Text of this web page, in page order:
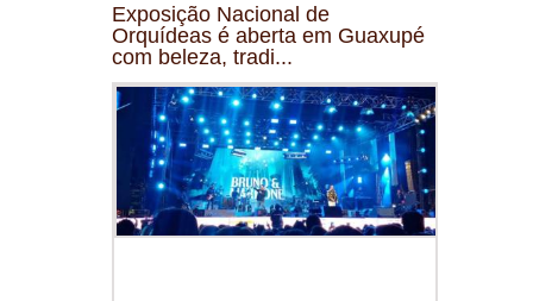
Exposição Nacional de
Orquídeas é aberta em Guaxupé
com beleza, tradi...